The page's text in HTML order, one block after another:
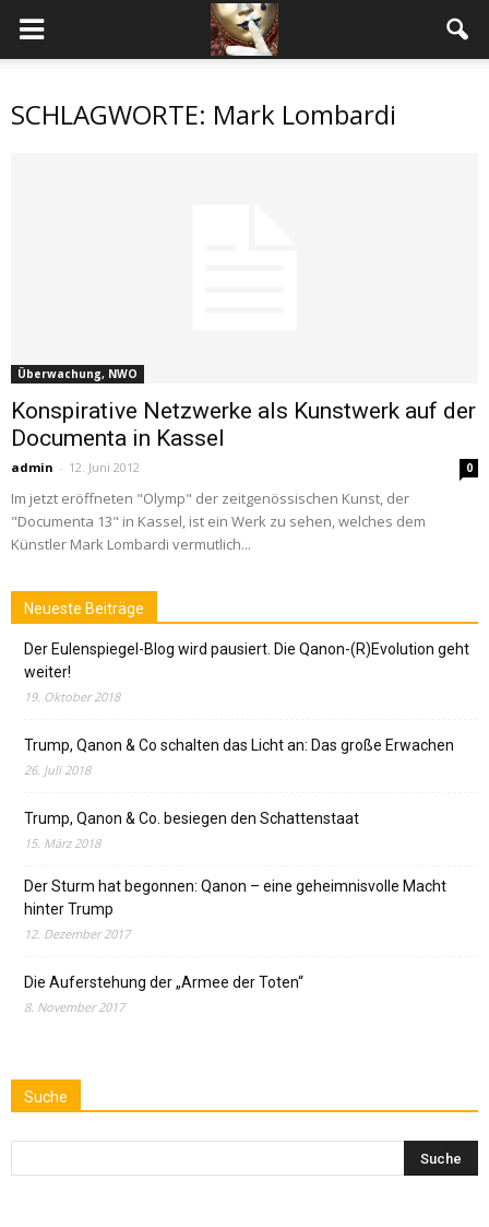
SCHLAGWORTE: Mark Lombardi
Überwachung, NWO
Konspirative Netzwerke als Kunstwerk auf der
Documenta in Kassel
admin - 12. Juni 2012 0
Im jetzt eröffneten "Olymp" der zeitgenössischen Kunst, der
"Documenta 13" in Kassel, ist ein Werk zu sehen, welches dem
Künstler Mark Lombardi vermutlich...
Neueste Beiträge
Der Eulenspiegel-Blog wird pausiert. Die Qanon-(R)Evolution geht
weiter!
19. Oktober 2018
Trump, Qanon & Co schalten das Licht an: Das große Erwachen
26. Juli 2018
Trump, Qanon & Co. besiegen den Schattenstaat
15. März 2018
Der Sturm hat begonnen: Qanon – eine geheimnisvolle Macht
hinter Trump
12. Dezember 2017
Die Auferstehung der „Armee der Toten“
8. November 2017
Suche